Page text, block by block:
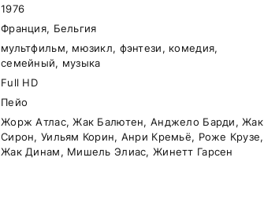
1976
Франция, Бельгия
мультфильм, мюзикл, фэнтези, комедия,
семейный, музыка
Full HD
Пейо
Жорж Атлас, Жак Балютен, Анджело Барди, Жак
Сирон, Уильям Корин, Анри Кремьё, Роже Крузе,
Жак Динам, Мишель Элиас, Жинетт Гарсен